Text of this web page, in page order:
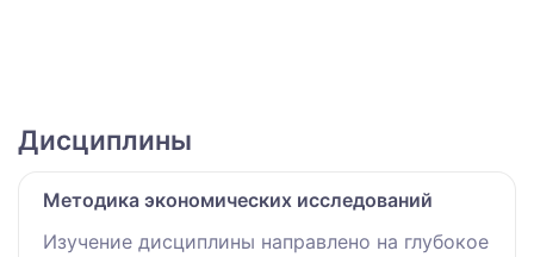
Дисциплины
Методика экономических исследований
Изучение дисциплины направлено на глубокое